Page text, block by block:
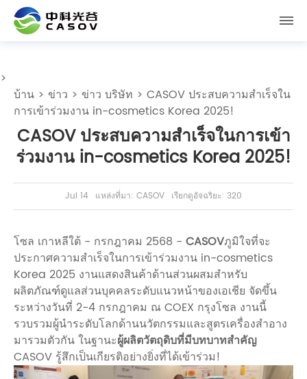
>
บ้าน > ข่าว > ข่าว บริษัท > CASOV ประสบความสำเร็จใน
การเข้าร่วมงาน in-cosmetics Korea 2025!
CASOV ประสบความสำเร็จในการเข้า
ร่วมงาน in-cosmetics Korea 2025!
Jul 14 แหล่งที่มา: CASOV เรียกดูอัจฉริยะ: 320
โซล เกาหลีใต้ - กรกฎาคม 2568 - CASOVภูมิใจที่จะ
ประกาศความสำเร็จในการเข้าร่วมงาน in-cosmetics
Korea 2025 งานแสดงสินค้าด้านส่วนผสมสำหรับ
ผลิตภัณฑ์ดูแลส่วนบุคคลระดับแนวหน้าของเอเชีย จัดขึ้น
ระหว่างวันที่ 2-4 กรกฎาคม ณ COEX กรุงโซล งานนี้
รวบรวมผู้นำระดับโลกด้านนวัตกรรมและสูตรเครื่องสำอาง
มารวมตัวกัน ในฐานะผู้ผลิตวัตถุดิบที่มีบทบาทสำคัญ
CASOV รู้สึกเป็นเกียรติอย่างยิ่งที่ได้เข้าร่วม!